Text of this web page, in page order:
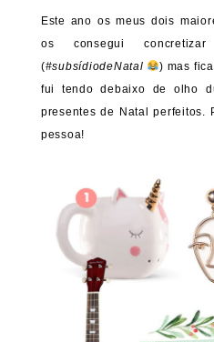
Este ano os meus dois
os consegui
(#subsídiodeNatal
) mas
fui tendo debaixo de olho
presentes de Natal perfeitos.
pessoa!